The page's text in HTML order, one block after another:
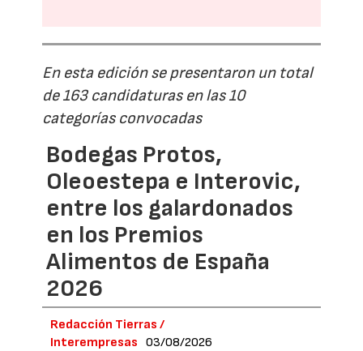
En esta edición se presentaron un total
de 163 candidaturas en las 10
categorías convocadas
Bodegas Protos,
Oleoestepa e Interovic,
entre los galardonados
en los Premios
Alimentos de España
2026
Redacción Tierras /
Interempresas
03/08/2026